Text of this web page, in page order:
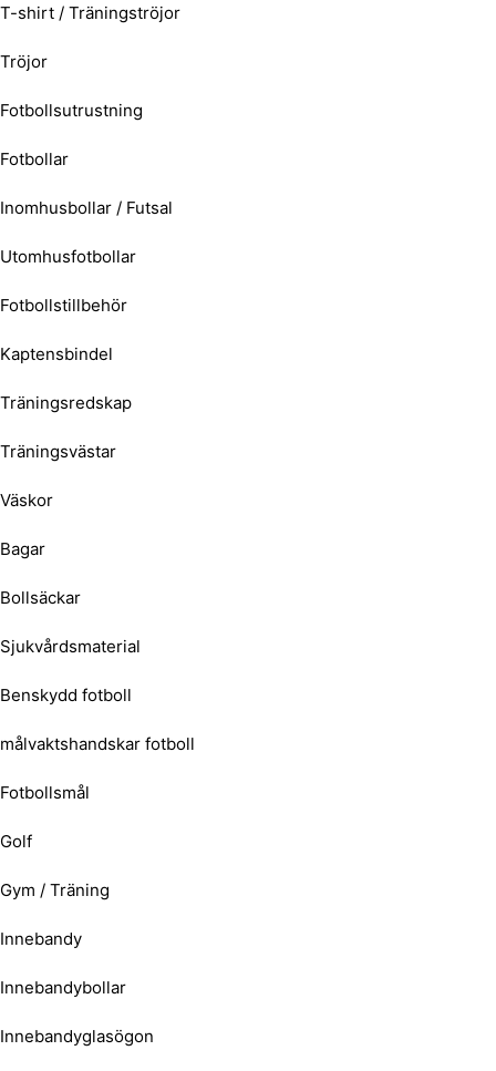
T-shirt / Träningströjor
Tröjor
Fotbollsutrustning
Fotbollar
Inomhusbollar / Futsal
Utomhusfotbollar
Fotbollstillbehör
Kaptensbindel
Träningsredskap
Träningsvästar
Väskor
Bagar
Bollsäckar
Sjukvårdsmaterial
Benskydd fotboll
målvaktshandskar fotboll
Fotbollsmål
Golf
Gym / Träning
Innebandy
Innebandybollar
Innebandyglasögon